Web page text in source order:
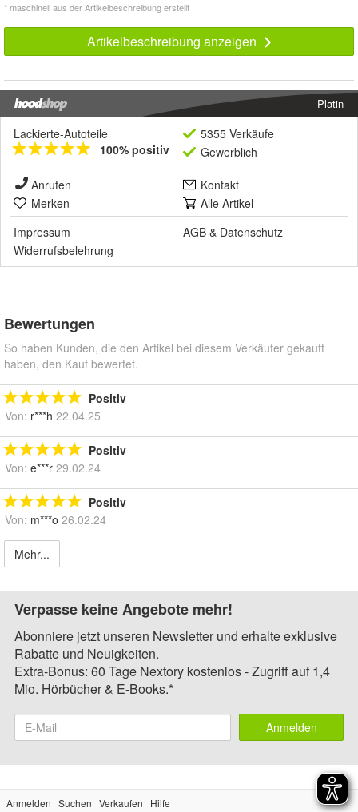
* maschinell aus der Artikelbeschreibung erstellt
Artikelbeschreibung anzeigen
Platin
Lackierte-Autoteile
100% positiv
5355 Verkäufe
Gewerblich
Anrufen
Kontakt
Merken
Alle Artikel
Impressum
AGB & Datenschutz
Widerrufsbelehrung
Bewertungen
So haben Kunden, die den Artikel bei diesem Verkäufer gekauft
haben, den Kauf bewertet.
Positiv
Von: r***h 22.04.25
Positiv
Von: e***r 29.02.24
Positiv
Von: m***o 26.02.24
Mehr...
Verpasse keine Angebote mehr!
Abonniere jetzt unseren Newsletter und erhalte exklusive
Rabatte und Neuigkeiten.
Extra-Bonus: 60 Tage Nextory kostenlos - Zugriff auf 1,4
Mio. Hörbücher & E-Books.*
Anmelden
Anmelden Suchen Verkaufen
Hilfe